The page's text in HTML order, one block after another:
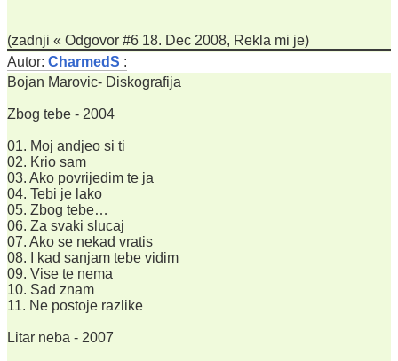
(zadnji « Odgovor #6 18. Dec 2008, Rekla mi je)
Autor: CharmedS :
Bojan Marovic- Diskografija
Zbog tebe - 2004
01. Moj andjeo si ti
02. Krio sam
03. Ako povrijedim te ja
04. Tebi je lako
05. Zbog tebe…
06. Za svaki slucaj
07. Ako se nekad vratis
08. I kad sanjam tebe vidim
09. Vise te nema
10. Sad znam
11. Ne postoje razlike
Litar neba - 2007